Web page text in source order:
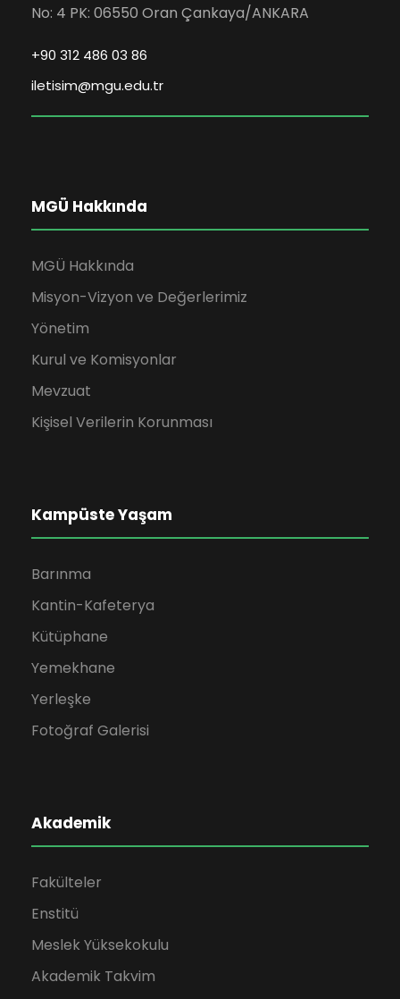
No: 4 PK: 06550 Oran Çankaya/ANKARA
+90 312 486 03 86
iletisim@mgu.edu.tr
MGÜ Hakkında
MGÜ Hakkında
Misyon-Vizyon ve Değerlerimiz
Yönetim
Kurul ve Komisyonlar
Mevzuat
Kişisel Verilerin Korunması
Kampüste Yaşam
Barınma
Kantin-Kafeterya
Kütüphane
Yemekhane
Yerleşke
Fotoğraf Galerisi
Akademik
Fakülteler
Enstitü
Meslek Yüksekokulu
Akademik Takvim